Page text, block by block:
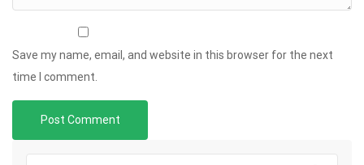
Save my name, email, and website in this browser for the next
time I comment.